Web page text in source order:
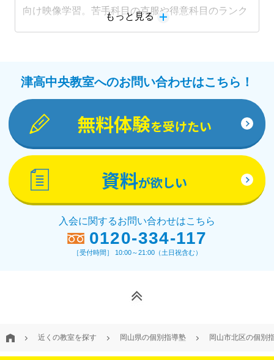
向け映像学習。苦手科目の克服や得意科目のランク
もっと見る
津高中央教室へのお問い合わせはこちら！
無料体験を受けたい
資料が欲しい
入会に関するお問い合わせはこちら
0120-334-117
［受付時間］ 10:00～21:00（土日祝含む）
近くの教室を探す 岡山県の個別指導塾 岡山市北区の個別